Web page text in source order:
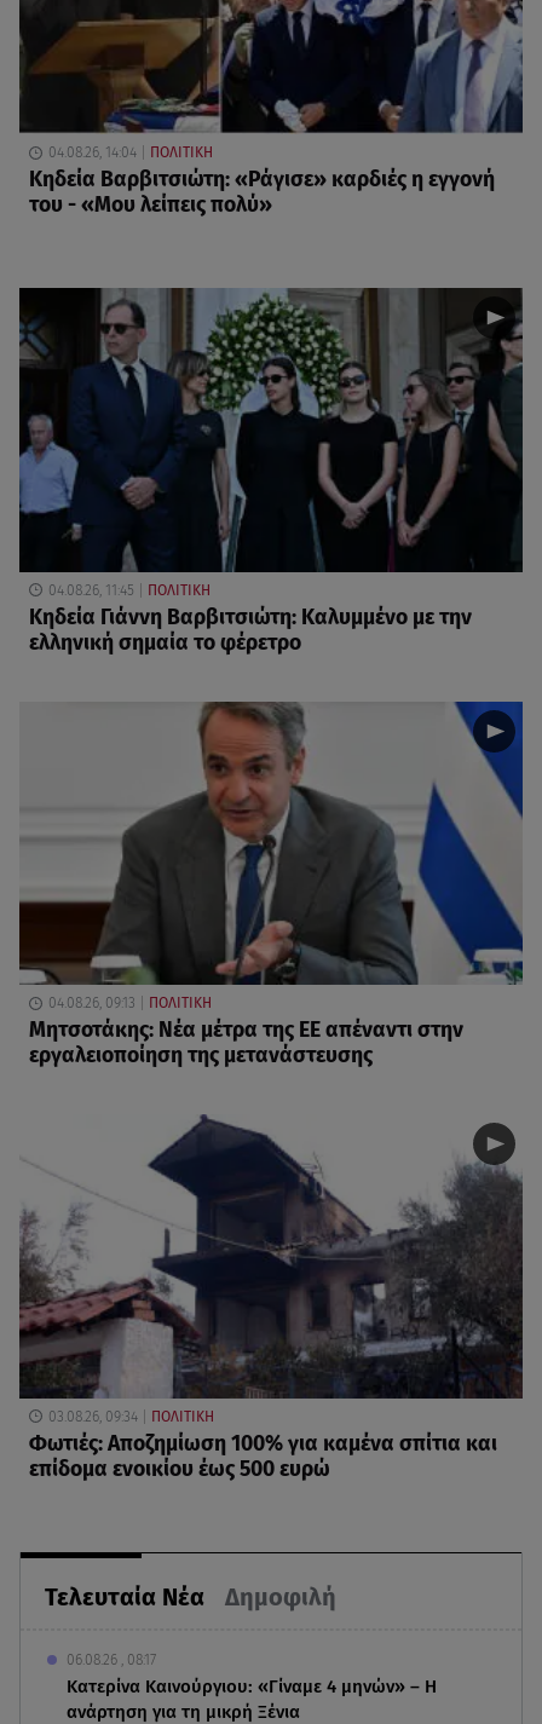
Τελευταία Νέα Δημοφιλή
06.08.26 , 08:17
Κατερίνα Καινούργιου: «Γίναμε 4 μηνών» – Η
ανάρτηση για τη μικρή Ξένια
04.08.26, 14:04 ΠΟΛΙΤΙΚΗ
Κηδεία Βαρβιτσιώτη: «Ράγισε» καρδιές η εγγονή
του - «Μου λείπεις πολύ»
04.08.26, 11:45 ΠΟΛΙΤΙΚΗ
Κηδεία Γιάννη Βαρβιτσιώτη: Καλυμμένο με την
ελληνική σημαία το φέρετρο
04.08.26, 09:13 ΠΟΛΙΤΙΚΗ
Μητσοτάκης: Νέα μέτρα της ΕΕ απέναντι στην
εργαλειοποίηση της μετανάστευσης
03.08.26, 09:34 ΠΟΛΙΤΙΚΗ
Φωτιές: Αποζημίωση 100% για καμένα σπίτια και
επίδομα ενοικίου έως 500 ευρώ